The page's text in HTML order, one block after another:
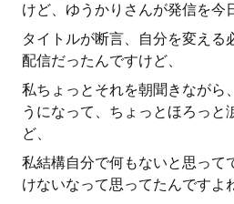
けど、ゆうかりさんが発信を今
タイトルが断言、自分を変える
配信だったんですけど、
私ちょっとそれを朝聞きながら
うになって、ちょっとほろっと
ど、
私結構自分で何もないと思って
けないなって思ってたんですよ